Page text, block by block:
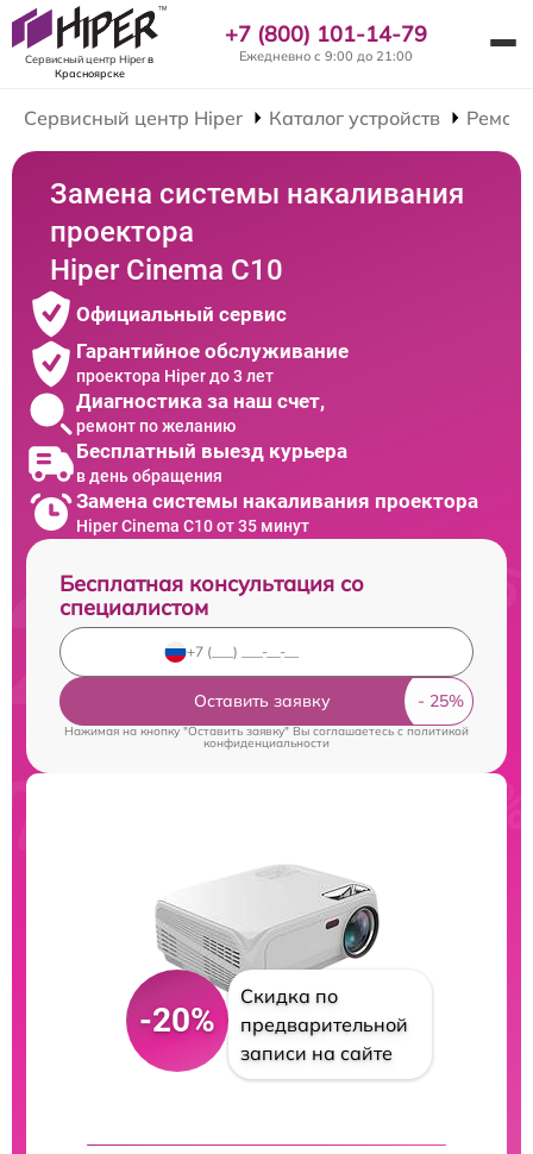
Сервисный центр Hiperв
Красноярске
+7 (800) 101-14-79
Ежедневно с 9:00 до 21:00
Сервисный центр Hiper Каталог устройств
Замена системы накаливания
проектора
Hiper Cinema C10
Официальный сервис
Гарантийное обслуживание
проектора Hiper до 3 лет
Диагностика за наш счет,
ремонт по желанию
Бесплатный выезд курьера
в день обращения
Замена системы накаливания проектора
Hiper Cinema C10 от 35 минут
Бесплатная консультация со
специалистом
Оставить заявку
Нажимая на кнопку "Оставить заявку" Вы соглашаетесь cполитикой
конфиденциальности
-20%
Скидка по
предварительной
записи на сайте